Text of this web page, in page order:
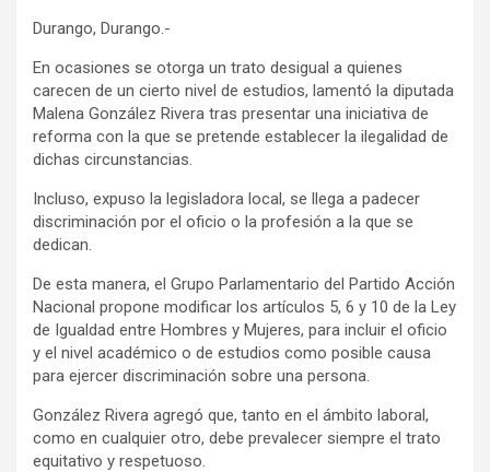
Durango, Durango.-
En ocasiones se otorga un trato desigual a quienes
carecen de un cierto nivel de estudios, lamentó la diputada
Malena González Rivera tras presentar una iniciativa de
reforma con la que se pretende establecer la ilegalidad de
dichas circunstancias.
Incluso, expuso la legisladora local, se llega a padecer
discriminación por el oficio o la profesión a la que se
dedican.
De esta manera, el Grupo Parlamentario del Partido Acción
Nacional propone modificar los artículos 5, 6 y 10 de la Ley
de Igualdad entre Hombres y Mujeres, para incluir el oficio
y el nivel académico o de estudios como posible causa
para ejercer discriminación sobre una persona.
González Rivera agregó que, tanto en el ámbito laboral,
como en cualquier otro, debe prevalecer siempre el trato
equitativo y respetuoso.